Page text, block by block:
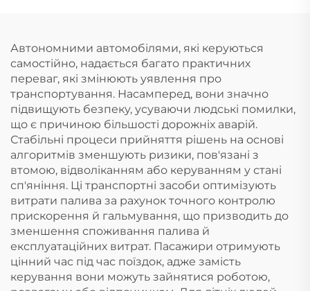
Автономними автомобілями, які керуються
самостійно, надається багато практичних
переваг, які змінюють уявлення про
транспортування. Насамперед, вони значно
підвищують безпеку, усуваючи людські помилки,
що є причиною більшості дорожніх аварій.
Стабільні процеси прийняття рішень на основі
алгоритмів зменшують ризики, пов'язані з
втомою, відволіканням або керуванням у стані
сп'яніння. Ці транспортні засоби оптимізують
витрати палива за рахунок точного контролю
прискорення й гальмування, що призводить до
зменшення споживання палива й
експлуатаційних витрат. Пасажири отримують
цінний час під час поїздок, адже замість
керування вони можуть зайнятися роботою,